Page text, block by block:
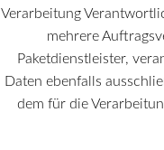
Verarbeitung
mehrere
Paketdienstleister,
Daten ebenfalls
dem für die